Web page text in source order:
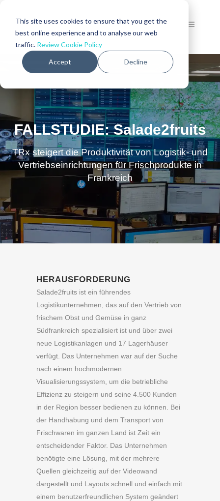
This site uses cookies to ensure that you get the
best online experience and to analyse our web
traffic. Review Cookie Policy
Accept Decline
FALLSTUDIE: Salade2fruits
TRx steigert die Produktivität von Logistik- und
Vertriebseinrichtungen für Frischprodukte in
Frankreich
HERAUSFORDERUNG
Salade2fruits ist ein führendes
Logistikunternehmen, das auf den Vertrieb von
frischem Obst und Gemüse in ganz
Südfrankreich spezialisiert ist und über zwei
neue Logistikanlagen und 17 Lagerhäuser
verfügt. Das Unternehmen war auf der Suche
nach einem hochmodernen
Visualisierungssystem, um die betriebliche
Effizienz zu steigern und seine 4.500 Kunden
in der Region besser bedienen zu können. Bei
der Handhabung und dem Transport von
Frischwaren im ganzen Land ist Zeit ein
entscheidender Faktor. Das Unternehmen
benötigte eine Lösung, mit der mehrere
Quellen gleichzeitig auf der Videowand
dargestellt und Layouts schnell und einfach mit
einem benutzerfreundlichen System geändert